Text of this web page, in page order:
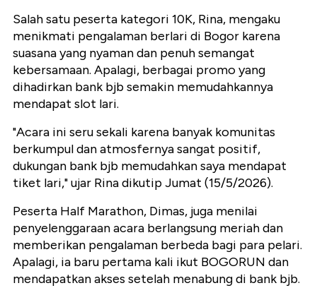
Salah satu peserta kategori 10K, Rina, mengaku
menikmati pengalaman berlari di Bogor karena
suasana yang nyaman dan penuh semangat
kebersamaan. Apalagi, berbagai promo yang
dihadirkan bank bjb semakin memudahkannya
mendapat slot lari.
"Acara ini seru sekali karena banyak komunitas
berkumpul dan atmosfernya sangat positif,
dukungan bank bjb memudahkan saya mendapat
tiket lari," ujar Rina dikutip Jumat (15/5/2026).
Peserta Half Marathon, Dimas, juga menilai
penyelenggaraan acara berlangsung meriah dan
memberikan pengalaman berbeda bagi para pelari.
Apalagi, ia baru pertama kali ikut BOGORUN dan
mendapatkan akses setelah menabung di bank bjb.